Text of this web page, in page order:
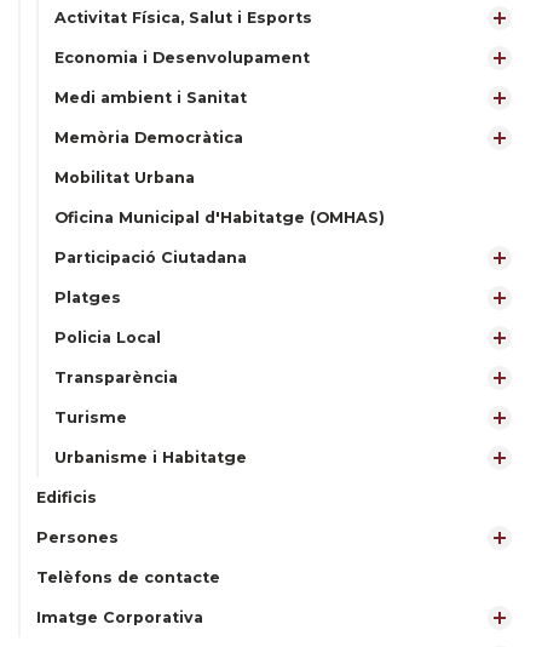
Activitat Física, Salut i Esports
Economia i Desenvolupament
Medi ambient i Sanitat
Memòria Democràtica
Mobilitat Urbana
Oficina Municipal d'Habitatge (OMHAS)
Participació Ciutadana
Platges
Policia Local
Transparència
Turisme
Urbanisme i Habitatge
Edificis
Persones
Telèfons de contacte
Imatge Corporativa